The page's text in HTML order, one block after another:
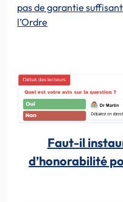
pas de garantie
l’Ordre
Faut-il
d’honorabilité